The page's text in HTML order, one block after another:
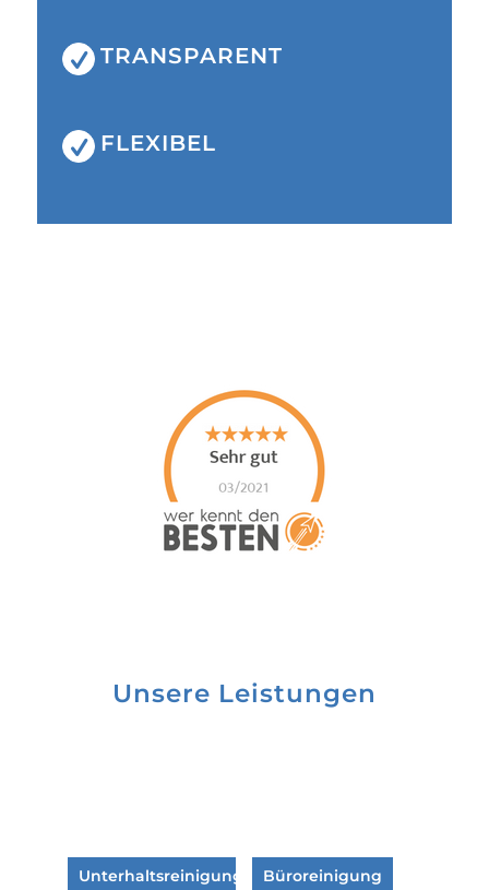
TRANSPARENT
FLEXIBEL
Unsere Leistungen
Unterhaltsreinigung Büroreinigung